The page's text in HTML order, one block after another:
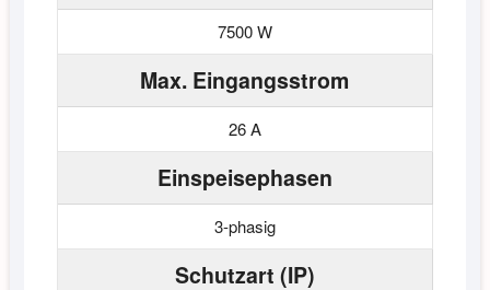
7500 W
Max. Eingangsstrom
26 A
Einspeisephasen
3-phasig
Schutzart (IP)